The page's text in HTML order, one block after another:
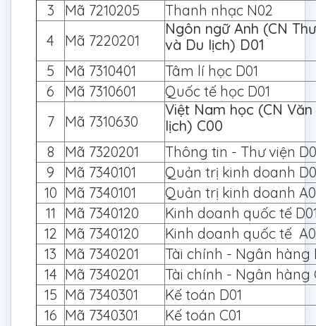
3
Mã 7210205
Thanh nhạc N02
4
Mã 7220201
Ngôn ngữ Anh (CN
và Du lịch) D01
5
Mã 7310401
Tâm lí học D01
6
Mã 7310601
Quốc tế học D01
7
Mã 7310630
Việt Nam học (CN
lịch) C00
8
Mã 7320201
Thông tin - Thư viện
9
Mã 7340101
Quản trị kinh doanh
10 Mã 7340101
Quản trị kinh doanh
11
Mã 7340120
Kinh doanh quốc tế
12 Mã 7340120
Kinh doanh quốc tế
13 Mã 7340201
Tài chính - Ngân hàng
14 Mã 7340201
Tài chính - Ngân hàng
15 Mã 7340301
Kế toán D01
16 Mã 7340301
Kế toán C01